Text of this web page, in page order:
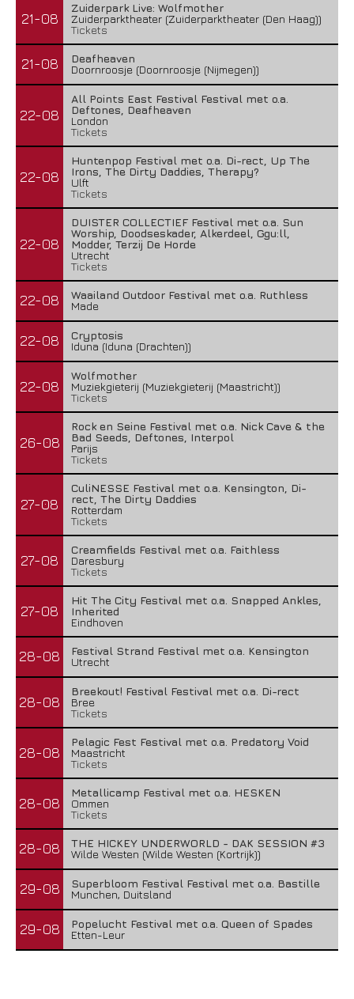
21-08
Zuiderpark Live: Wolfmother
Zuiderparktheater (Zuiderparktheater (Den Haag))
Tickets
21-08
Deafheaven
Doornroosje (Doornroosje (Nijmegen))
22-08
All Points East Festival Festival met o.a.
Deftones, Deafheaven
London
Tickets
22-08
Huntenpop Festival met o.a. Di-rect, Up The
Irons, The Dirty Daddies, Therapy?
Ulft
Tickets
22-08
DUISTER COLLECTIEF Festival met o.a. Sun
Worship, Doodseskader, Alkerdeel, Ggu:ll,
Modder, Terzij De Horde
Utrecht
Tickets
22-08
Waailand Outdoor Festival met o.a. Ruthless
Made
22-08
Cryptosis
Iduna (Iduna (Drachten))
22-08
Wolfmother
Muziekgieterij (Muziekgieterij (Maastricht))
Tickets
26-08
Rock en Seine Festival met o.a. Nick Cave & the
Bad Seeds, Deftones, Interpol
Parijs
Tickets
27-08
CuliNESSE Festival met o.a. Kensington, Di-
rect, The Dirty Daddies
Rotterdam
Tickets
27-08
Creamfields Festival met o.a. Faithless
Daresbury
Tickets
27-08
Hit The City Festival met o.a. Snapped Ankles,
Inherited
Eindhoven
28-08
Festival Strand Festival met o.a. Kensington
Utrecht
28-08
Breekout! Festival Festival met o.a. Di-rect
Bree
Tickets
28-08
Pelagic Fest Festival met o.a. Predatory Void
Maastricht
Tickets
28-08
Metallicamp Festival met o.a. HESKEN
Ommen
Tickets
28-08
THE HICKEY UNDERWORLD - DAK SESSION #3
Wilde Westen (Wilde Westen (Kortrijk))
29-08
Superbloom Festival Festival met o.a. Bastille
Munchen, Duitsland
29-08
Popelucht Festival met o.a. Queen of Spades
Etten-Leur